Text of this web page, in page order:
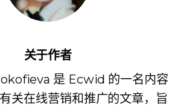
关于作者
是 Ecwid 的一名内容
关在线营销和推广的文章，旨